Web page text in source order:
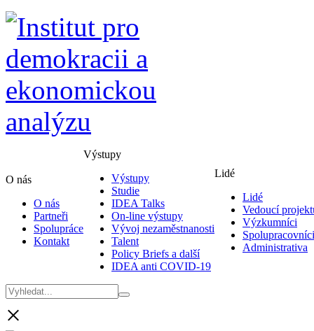
O nás
O nás
Partneři
Spolupráce
Kontakt
Výstupy
Výstupy
Studie
IDEA Talks
On-line výstupy
Vývoj nezaměstnanosti
Talent
Policy Briefs a další
IDEA anti COVID-19
Lidé
Lidé
Vedoucí
Výzkumníci
Spolupracovníci
Administrativa
×